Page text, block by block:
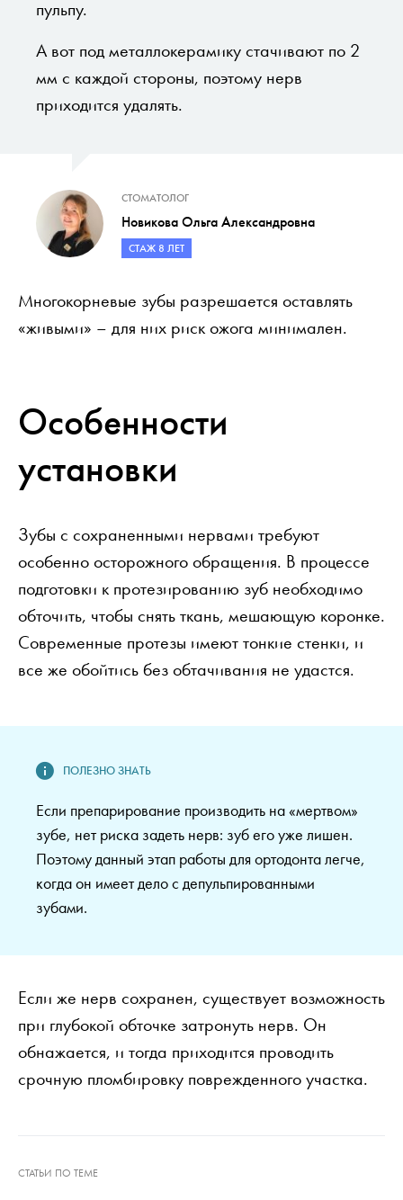
пульпу.
А вот под металлокерамику стачивают по 2
мм с каждой стороны, поэтому нерв
приходится удалять.
СТОМАТОЛОГ
Новикова Ольга Александровна
СТАЖ 8 ЛЕТ
Многокорневые зубы разрешается оставлять
«живыми» – для них риск ожога минимален.
Особенности
установки
Зубы с сохраненными нервами требуют
особенно осторожного обращения. В процессе
подготовки к протезированию зуб необходимо
обточить, чтобы снять ткань, мешающую коронке.
Современные протезы имеют тонкие стенки, и
все же обойтись без обтачивания не удастся.
Если препарирование производить на «мертвом»
зубе, нет риска задеть нерв: зуб его уже лишен.
Поэтому данный этап работы для ортодонта легче,
когда он имеет дело с депульпированными
зубами.
Если же нерв сохранен, существует возможность
при глубокой обточке затронуть нерв. Он
обнажается, и тогда приходится проводить
срочную пломбировку поврежденного участка.